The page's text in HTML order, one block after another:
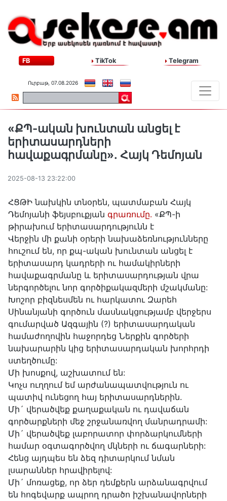
FB TikTok Telegram
Ուրբաթ, 07.08.2026
«ՔՊ-ական խունտան անցել է
երիտասարդների
հավաքագրմանը»․ Հայկ Դեմոյան
2025-08-13 23:22:00
ՀՑԹԻ նախկին տնօրեն, պատմաբան Հայկ
Դեմոյանի ֆեյսբուքյան գրառումը․ «ՔՊ-ի
թիրախում երիտասարդությունն է
Վերջին մի քանի օրերի նախաձեռնությունները
հուշում են, որ քպ-ական խունտան անցել է
երիտասարդ կադրերի ու համակիրների
հավաքագրմանը և երիտասարդության վրա
ներգործելու նոր գործիքակազմերի մշակմանը:
Խոշոր բիզնեսմեն ու հարկատու Զարեհ
Սինանյանի գործուն մասնակցությամբ վերջերս
գումարված Ազգային (?) երիտասարդական
համաժողովին հաջորդեց Ներքին գործերի
նախարարին կից երիտասարդական խորհրդի
ստեղծումը:
Մի խոսքով, աշխատում են:
Կոչս ուղղում եմ արժանապատվություն ու
պատիվ ունեցող հայ երիտասարդներին.
Մի´ վերածվեք քաղաքական ու դավաճան
գործարքների մեջ շրջանառվող մանրադրամի:
Մի´ վերածվեք լաբորատոր փորձարկումների
համար օգտագործվող մկների ու ճագարների:
Հենց այդպես են ձեզ դիտարկում նման
լսարաններ հրավիրելով:
Մի´ մոռացեք, որ ձեր դեմքերն արձանագրվում
են հոգեվարք ապրող դրածո իշխանավորների